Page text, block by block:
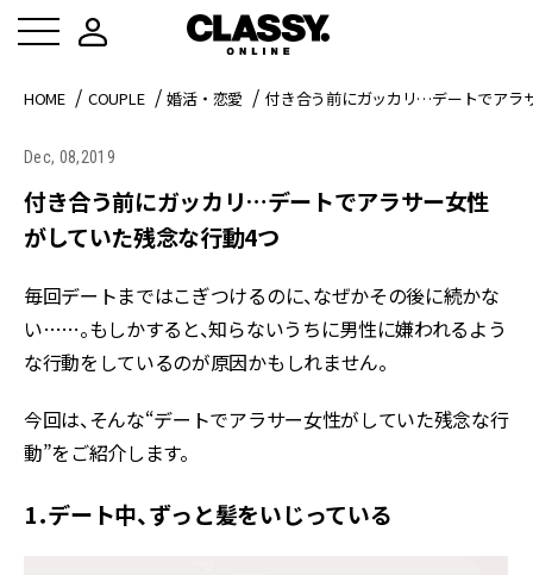
HOME COUPLE 婚活・恋愛 付き合う前にガッカリ…デートでアラ
Dec, 08,2019
付き合う前にガッカリ…デートでアラサー女性
がしていた残念な行動4つ
毎回デートまではこぎつけるのに、なぜかその後に続かな
い……。もしかすると、知らないうちに男性に嫌われるよう
な行動をしているのが原因かもしれません。
今回は、そんな“デートでアラサー女性がしていた残念な行
動”をご紹介します。
1．デート中、ずっと髪をいじっている